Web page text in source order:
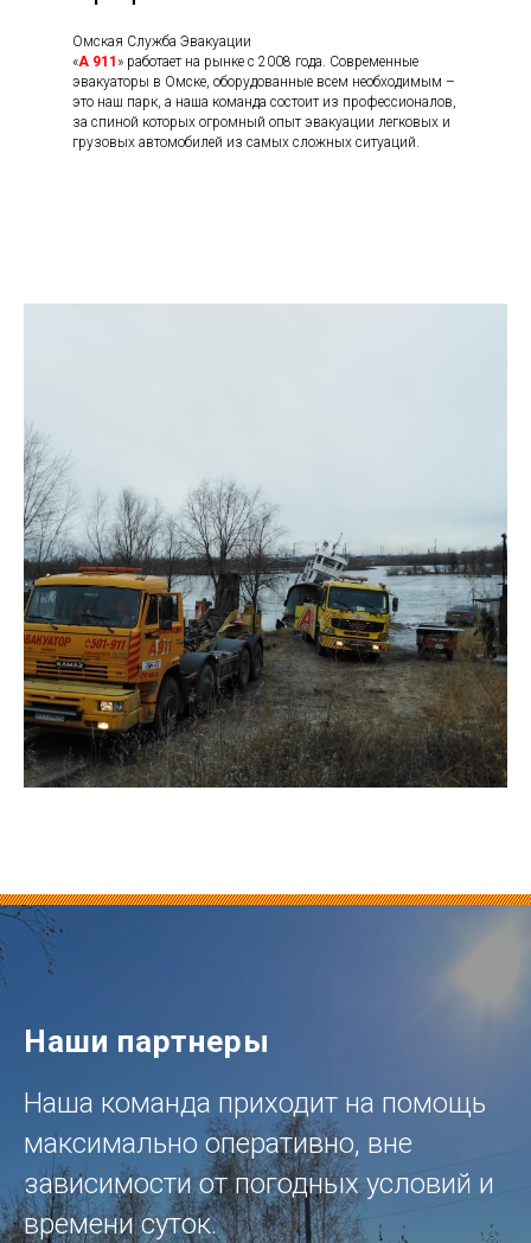
Омская Служба Эвакуации
«А 911 » работает на рынке с 2008 года. Современные
эвакуаторы в Омске, оборудованные всем необходимым –
это наш парк, а наша команда состоит из профессионалов,
за спиной которых огромный опыт эвакуации легковых и
грузовых автомобилей из самых сложных ситуаций.
Наши партнеры
Наша команда приходит на помощь
максимально оперативно, вне
зависимости от погодных условий и
времени суток.